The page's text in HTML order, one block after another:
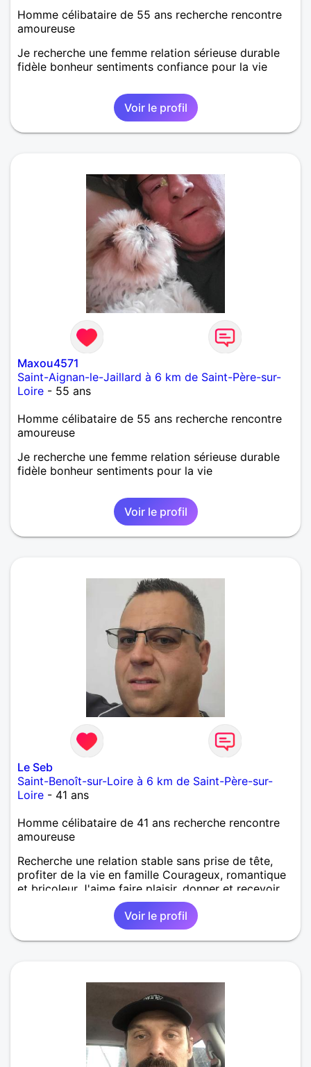
Homme célibataire de 55 ans recherche rencontre
amoureuse
Je recherche une femme relation sérieuse durable
fidèle bonheur sentiments confiance pour la vie
Voir le profil
Maxou4571
Saint-Aignan-le-Jaillard à 6 km de Saint-Père-sur-
Loire - 55 ans
Homme célibataire de 55 ans recherche rencontre
amoureuse
Je recherche une femme relation sérieuse durable
fidèle bonheur sentiments pour la vie
Voir le profil
Le Seb
Saint-Benoît-sur-Loire à 6 km de Saint-Père-sur-
Loire - 41 ans
Homme célibataire de 41 ans recherche rencontre
amoureuse
Recherche une relation stable sans prise de tête,
profiter de la vie en famille Courageux, romantique
et bricoleur J'aime faire plaisir, donner et recevoir.
Voir le profil